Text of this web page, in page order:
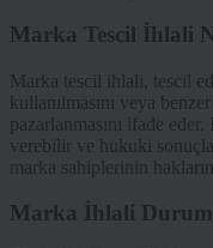
Marka Tescil İhlali
Marka tescil ihlali, tescil
kullanılmasını veya
pazarlanmasını ifade
verebilir ve hukuki
marka sahiplerinin
Marka İhlali